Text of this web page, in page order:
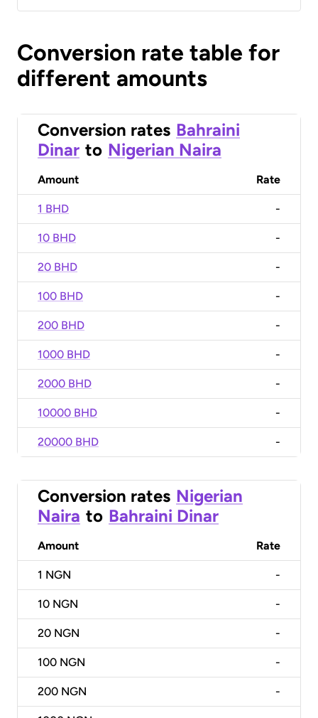
Conversion rate table for
different amounts
Conversion rates Bahraini
Dinar to Nigerian Naira
Amount Rate
1 BHD -
10 BHD -
20 BHD -
100 BHD -
200 BHD -
1000 BHD -
2000 BHD -
10000 BHD -
20000 BHD -
Conversion rates Nigerian
Naira to Bahraini Dinar
Amount Rate
1 NGN -
10 NGN -
20 NGN -
100 NGN -
200 NGN -